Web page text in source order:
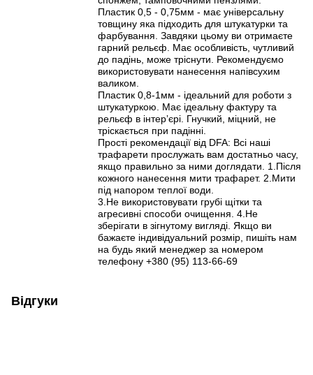
Пластик 0,5 - 0,75мм - має універсальну
товщину яка підходить для штукатурки та
фарбування. Завдяки цьому ви отримаєте
гарний рельєф. Має особливість, чутливий
до падінь, може тріснути. Рекомендуємо
використовувати нанесення напівсухим
валиком.
Пластик 0,8-1мм - ідеальний для роботи з
штукатуркою. Має ідеальну фактуру та
рельєф в інтерʼєрі. Гнучкий, міцний, не
тріскається при падінні.
Прості рекомендації від DFA: Всі наші
трафарети прослужать вам достатньо часу,
якщо правильно за ними доглядати. 1.Після
кожного нанесення мити трафарет. 2.Мити
під напором теплої води.
3.Не використовувати грубі щітки та
агресивні способи очищення. 4.Не
зберігати в зігнутому вигляді. Якщо ви
бажаєте індивідуальний розмір, пишіть нам
на будь який менеджер за номером
телефону +380 (95) 113-66-69
Відгуки